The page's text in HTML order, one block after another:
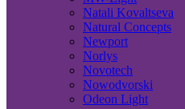
Natali Kovaltseva
Natural Concepts
Newport
Norlys
Novotech
Nowodvorski
Odeon Light